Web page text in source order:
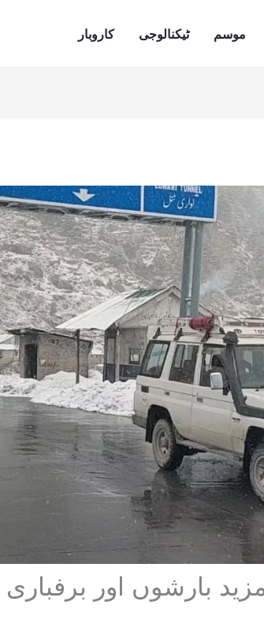
موسم ٹیکنالوجی کاروبار
بارشوں اور